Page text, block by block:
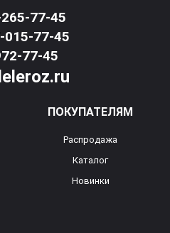
77-45
015-77-45
77-45
ПОКУПАТЕЛЯМ
Распродажа
Каталог
Новинки